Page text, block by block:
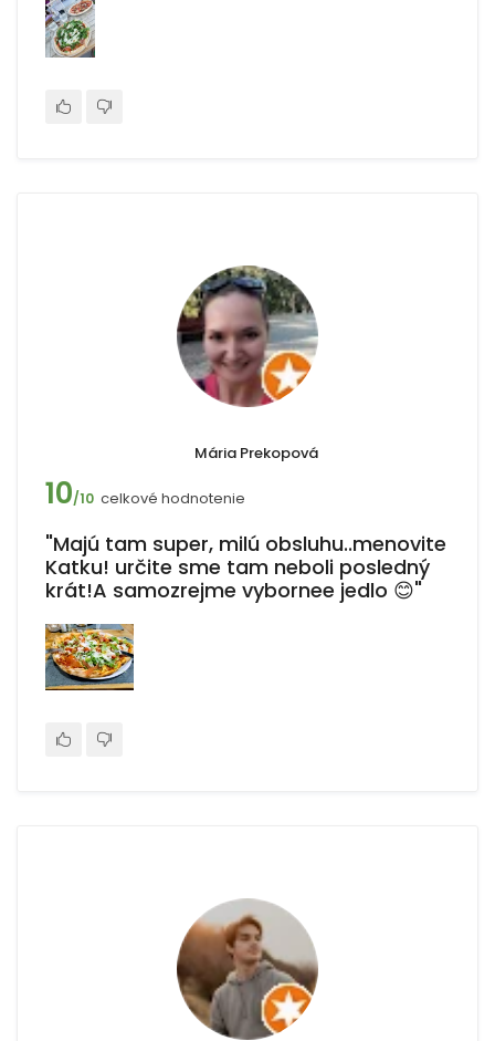
Mária Prekopová
10/10 celkové hodnotenie
"Majú tam super, milú obsluhu..menovite
Katku! určite sme tam neboli posledný
krát!A samozrejme vybornee jedlo 😊"